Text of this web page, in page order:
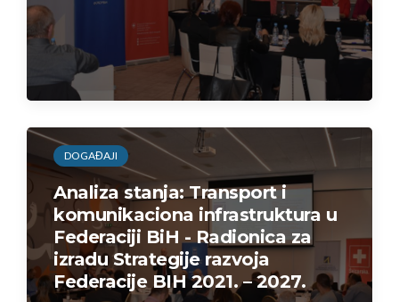
DOGAĐAJI
Analiza stanja: Transport i
komunikaciona infrastruktura u
Federaciji BiH - Radionica za
izradu Strategije razvoja
Federacije BIH 2021. – 2027.